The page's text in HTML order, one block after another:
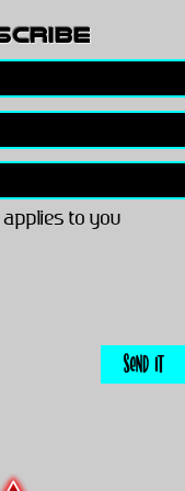
applies to you
Send It